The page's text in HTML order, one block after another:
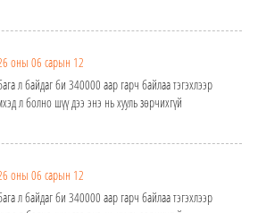
оны 06 сарын 12
л байдаг би 340000 аар гарч байлаа тэгэхлээр
л болно шүү дээ энэ нь хууль зөрчихгүй
оны 06 сарын 12
л байдаг би 340000 аар гарч байлаа тэгэхлээр